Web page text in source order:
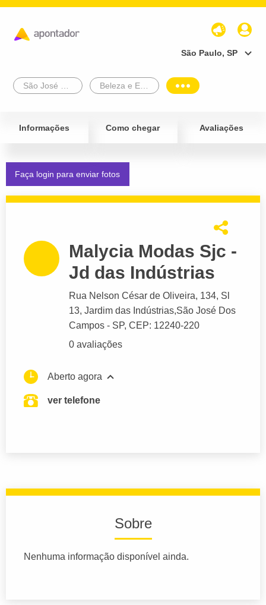
São Paulo, SP
Informações Como chegar Avaliações
Faça login para enviar fotos
Malycia Modas Sjc -
Jd das Indústrias
Rua Nelson César de Oliveira, 134, Sl
13, Jardim das Indústrias,São José Dos
Campos - SP, CEP: 12240-220
0 avaliações
Aberto agora
ver telefone
Sobre
Nenhuma informação disponível ainda.